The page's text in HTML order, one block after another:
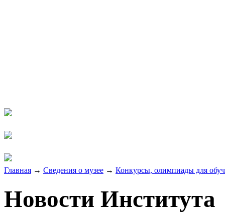
Главная → Сведения о музее → Конкурсы, олимпиады для
Новости Института